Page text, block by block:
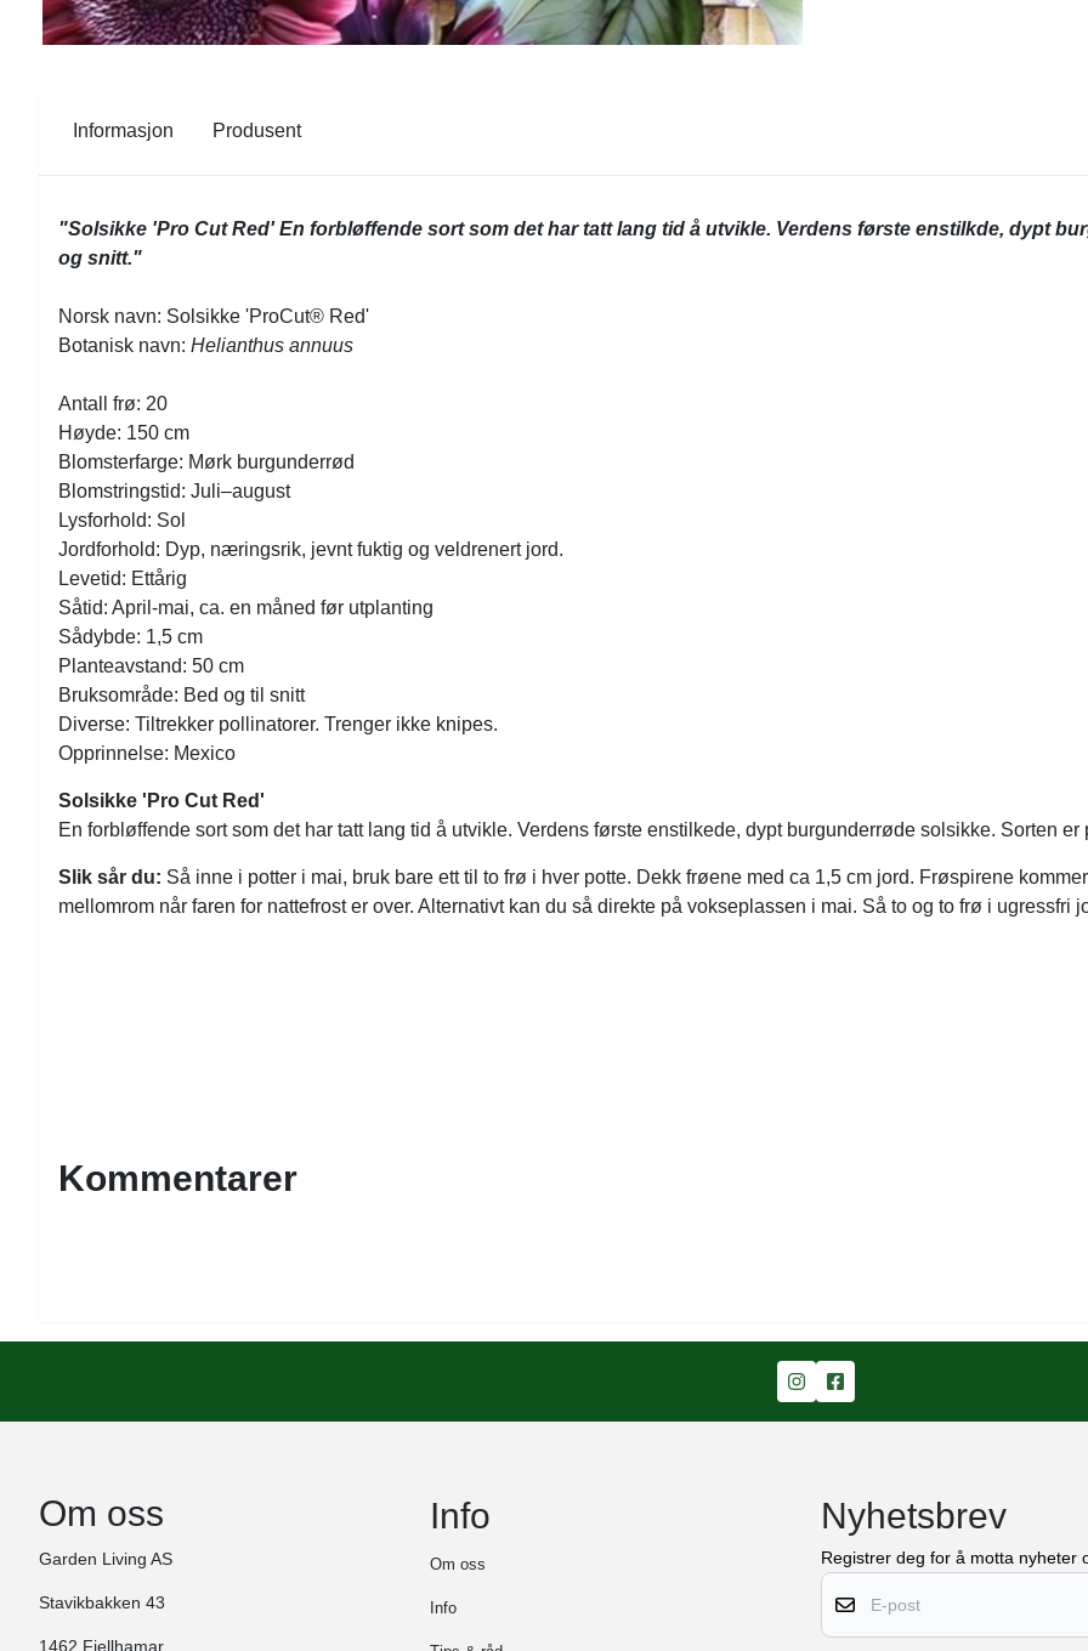
Informasjon Produsent
"Solsikke 'Pro Cut Red' En forbløffende sort som det har tatt lang tid å utvikle. Verdens første enstilkde, dypt
og snitt."
Norsk navn: Solsikke 'ProCut® Red'
Botanisk navn: Helianthus annuus
Antall frø: 20
Høyde: 150 cm
Blomsterfarge: Mørk burgunderrød
Blomstringstid: Juli–august
Lysforhold: Sol
Jordforhold: Dyp, næringsrik, jevnt fuktig og veldrenert jord.
Levetid: Ettårig
Såtid: April-mai, ca. en måned før utplanting
Sådybde: 1,5 cm
Planteavstand: 50 cm
Bruksområde: Bed og til snitt
Diverse: Tiltrekker pollinatorer. Trenger ikke knipes.
Opprinnelse: Mexico
Solsikke 'Pro Cut Red'
En forbløffende sort som det har tatt lang tid å utvikle. Verdens første enstilkede, dypt burgunderrøde solsikke. Sorten er
Slik sår du: Så inne i potter i mai, bruk bare ett til to frø i hver potte. Dekk frøene med ca 1,5 cm jord. Frøspirene
mellomrom når faren for nattefrost er over. Alternativt kan du så direkte på vokseplassen i mai. Så to og to frø i ugressfri
Kommentarer
Om oss
Garden Living AS
Stavikbakken 43
1462 Fjellhamar
Info
Om oss
Info
Nyhetsbrev
Registrer deg for å motta nyheter
E-post